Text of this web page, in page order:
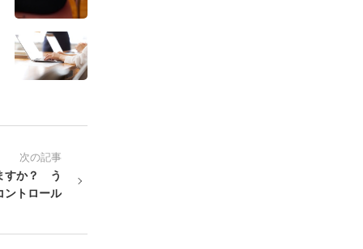
次の記事
すか？ う
ントロール